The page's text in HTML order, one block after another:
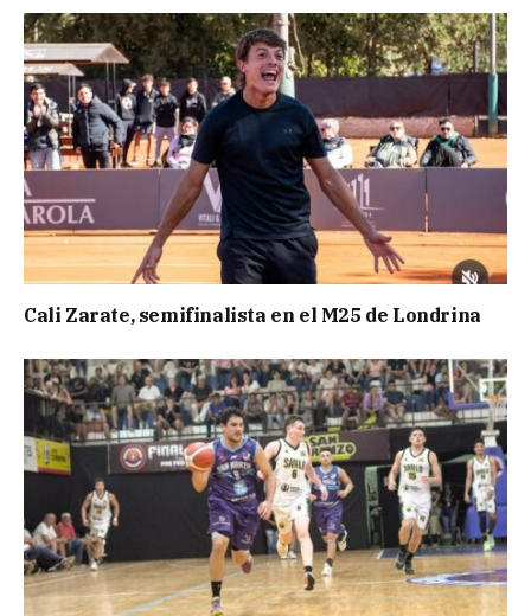
Cali Zarate, semifinalista en el M25 de Londrina